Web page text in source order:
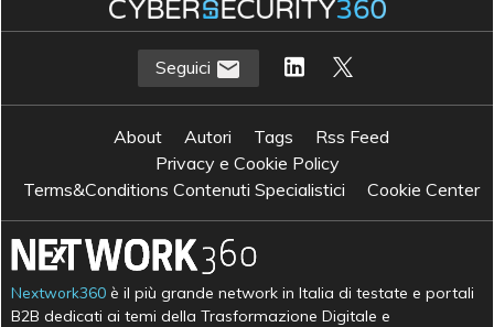
Seguici
About Autori Tags
Rss Feed
Privacy e Cookie Policy
Terms&Conditions Contenuti Specialistici
Cookie Center
Nextwork360 è il più grande network in Italia di testate e portali
B2B dedicati ai temi della Trasformazione Digitale e